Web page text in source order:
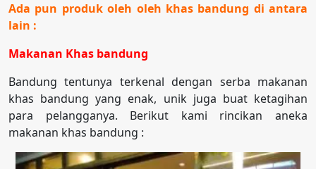
Ada pun produk oleh oleh khas bandung di antara
lain :
Makanan Khas bandung
Bandung tentunya terkenal dengan serba makanan
khas bandung yang enak, unik juga buat ketagihan
para pelangganya. Berikut kami rincikan aneka
makanan khas bandung :